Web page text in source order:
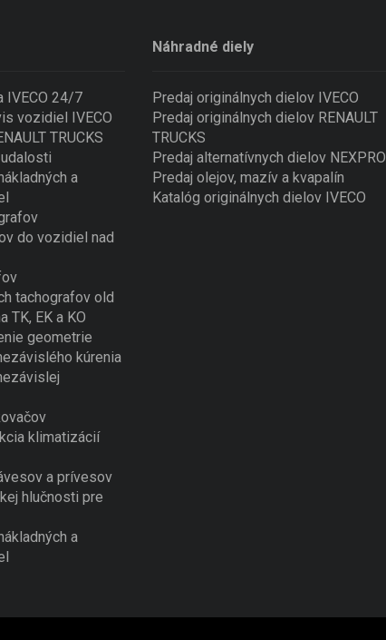
IVECO 24/7
vozidiel IVECO
TRUCKS
a
do vozidiel nad
tachografov old
TK, EK a KO
geometrie
kúrenia
klimatizácií
a prívesov
hlučnosti pre
a
Náhradné diely
Predaj originálnych dielov IVECO
Predaj originálnych dielov RENAULT
TRUCKS
Predaj alternatívnych dielov NEXPRO
Predaj olejov, mazív a kvapalín
Katalóg originálnych dielov IVECO